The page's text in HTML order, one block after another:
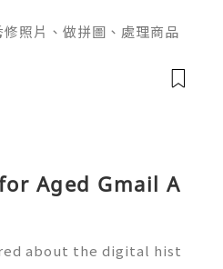
照片、做拼圖、處理商品
Aged Gmail A
about the digital hist